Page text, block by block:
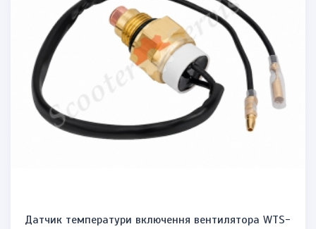
Датчик температури включення вентилятора WTS-